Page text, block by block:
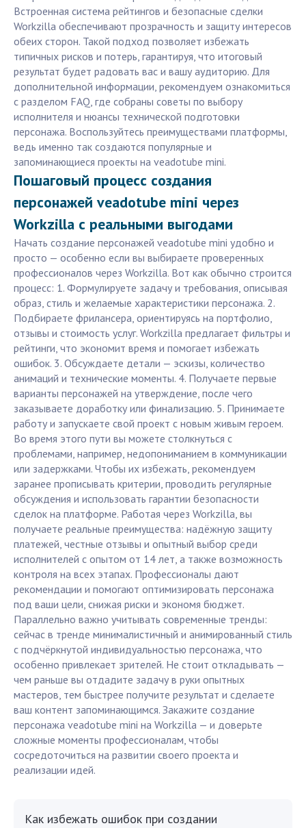
Встроенная система рейтингов и безопасные сделки
Workzilla обеспечивают прозрачность и защиту интересов
обеих сторон. Такой подход позволяет избежать
типичных рисков и потерь, гарантируя, что итоговый
результат будет радовать вас и вашу аудиторию. Для
дополнительной информации, рекомендуем ознакомиться
с разделом FAQ, где собраны советы по выбору
исполнителя и нюансы технической подготовки
персонажа. Воспользуйтесь преимуществами платформы,
ведь именно так создаются популярные и
запоминающиеся проекты на veadotube mini.
Пошаговый процесс создания
персонажей veadotube mini через
Workzilla с реальными выгодами
Начать создание персонажей veadotube mini удобно и
просто — особенно если вы выбираете проверенных
профессионалов через Workzilla. Вот как обычно строится
процесс: 1. Формулируете задачу и требования, описывая
образ, стиль и желаемые характеристики персонажа. 2.
Подбираете фрилансера, ориентируясь на портфолио,
отзывы и стоимость услуг. Workzilla предлагает фильтры и
рейтинги, что экономит время и помогает избежать
ошибок. 3. Обсуждаете детали — эскизы, количество
анимаций и технические моменты. 4. Получаете первые
варианты персонажей на утверждение, после чего
заказываете доработку или финализацию. 5. Принимаете
работу и запускаете свой проект с новым живым героем.
Во время этого пути вы можете столкнуться с
проблемами, например, недопониманием в коммуникации
или задержками. Чтобы их избежать, рекомендуем
заранее прописывать критерии, проводить регулярные
обсуждения и использовать гарантии безопасности
сделок на платформе. Работая через Workzilla, вы
получаете реальные преимущества: надёжную защиту
платежей, честные отзывы и опытный выбор среди
исполнителей с опытом от 14 лет, а также возможность
контроля на всех этапах. Профессионалы дают
рекомендации и помогают оптимизировать персонажа
под ваши цели, снижая риски и экономя бюджет.
Параллельно важно учитывать современные тренды:
сейчас в тренде минималистичный и анимированный стиль
с подчёркнутой индивидуальностью персонажа, что
особенно привлекает зрителей. Не стоит откладывать —
чем раньше вы отдадите задачу в руки опытных
мастеров, тем быстрее получите результат и сделаете
ваш контент запоминающимся. Закажите создание
персонажа veadotube mini на Workzilla — и доверьте
сложные моменты профессионалам, чтобы
сосредоточиться на развитии своего проекта и
реализации идей.
Как избежать ошибок при создании